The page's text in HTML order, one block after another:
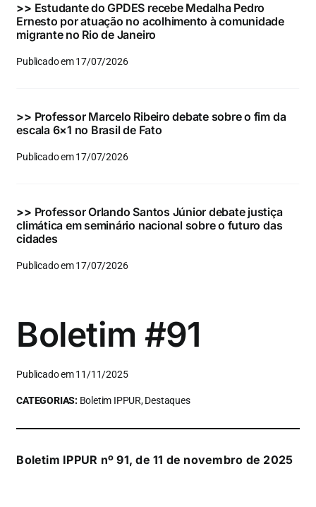
>> Estudante do GPDES recebe Medalha Pedro
Ernesto por atuação no acolhimento à comunidade
migrante no Rio de Janeiro
Publicado em 17/07/2026
>> Professor Marcelo Ribeiro debate sobre o fim da
escala 6×1 no Brasil de Fato
Publicado em 17/07/2026
>> Professor Orlando Santos Júnior debate justiça
climática em seminário nacional sobre o futuro das
cidades
Publicado em 17/07/2026
Boletim #91
Publicado em 11/11/2025
CATEGORIAS: Boletim IPPUR, Destaques
Boletim IPPUR nº 91, de 11 de novembro de 2025